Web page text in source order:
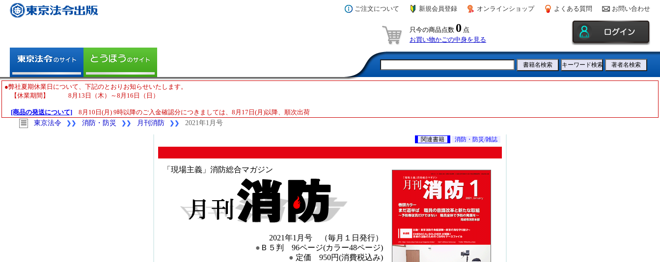
ご注文について 新規会員登録 オンラインショップ よくある質問 お問い合わせ
只今の商品点数 0 点
お買い物かごの中身を見る
●弊社夏期休業日について、下記のとおりお知らせいたします。
【休業期間】 8月13日（木）～8月16日（日）
[商品の発送について] 8月10日(月) 9時以降のご入金確認分につきましては、8月17日(月)以降、順次出荷
☰ 東京法令 ❯❯ 消防・防災 ❯❯ 月刊消防 ❯❯ 2021年1月号
関連書籍 消防・防災/雑誌
「現場主義」消防総合マガジン
2021年1月号 （毎月１日発行）
● Ｂ５判 96ページ(カラー48ページ)
● 定価 950円(消費税込み)